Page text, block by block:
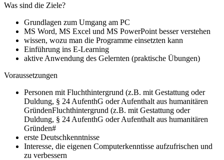
Was sind die Ziele?
Grundlagen zum Umgang am PC
MS Word, MS Excel und MS PowerPoint besser verstehen
wissen, wozu man die Programme einsetzten kann
Einführung ins E-Learning
aktive Anwendung des Gelernten (praktische Übungen)
Voraussetzungen
Personen mit Fluchthintergrund (z.B. mit Gestattung oder
Duldung, § 24 AufenthG oder Aufenthalt aus humanitären
GründenFluchthintergrund (z.B. mit Gestattung oder
Duldung, § 24 AufenthG oder Aufenthalt aus humanitären
Gründen#
erste Deutschkenntnisse
Interesse, die eigenen Computerkenntisse aufzufrischen und
zu verbessern